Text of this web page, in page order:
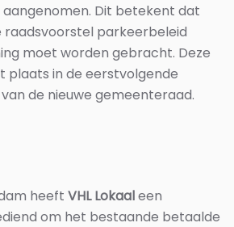
Dit betekent dat
raadsvoorstel parkeerbeleid
moet worden gebracht. Deze
plaats in de eerstvolgende
de nieuwe gemeenteraad.
heeft VHL Lokaaleen
om het bestaande betaalde